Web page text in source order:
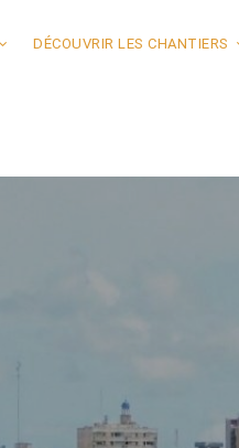
DÉCOUVRIR LES CHANTIERS